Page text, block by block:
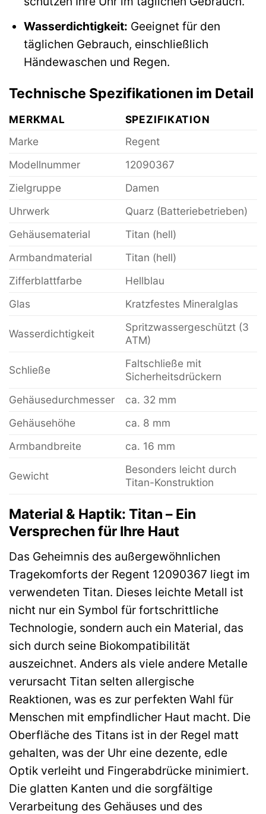
Wasserdichtigkeit: Geeignet für den
täglichen Gebrauch, einschließlich
Händewaschen und Regen.
Technische Spezifikationen im Detail
MERKMAL
SPEZIFIKATION
Marke
Regent
Modellnummer
12090367
Zielgruppe
Damen
Uhrwerk
Quarz (Batteriebetrieben)
Gehäusematerial
Titan (hell)
Armbandmaterial
Titan (hell)
Zifferblattfarbe
Hellblau
Glas
Kratzfestes Mineralglas
Wasserdichtigkeit
Spritzwassergeschützt (3
ATM)
Schließe
Faltschließe mit
Sicherheitsdrückern
Gehäusedurchmesser
ca. 32 mm
Gehäusehöhe
ca. 8 mm
Armbandbreite
ca. 16 mm
Gewicht
Besonders leicht durch
Titan-Konstruktion
Material & Haptik: Titan – Ein
Versprechen für Ihre Haut
Das Geheimnis des außergewöhnlichen
Tragekomforts der Regent 12090367 liegt im
verwendeten Titan. Dieses leichte Metall ist
nicht nur ein Symbol für fortschrittliche
Technologie, sondern auch ein Material, das
sich durch seine Biokompatibilität
auszeichnet. Anders als viele andere Metalle
verursacht Titan selten allergische
Reaktionen, was es zur perfekten Wahl für
Menschen mit empfindlicher Haut macht. Die
Oberfläche des Titans ist in der Regel matt
gehalten, was der Uhr eine dezente, edle
Optik verleiht und Fingerabdrücke minimiert.
Die glatten Kanten und die sorgfältige
Verarbeitung des Gehäuses und des